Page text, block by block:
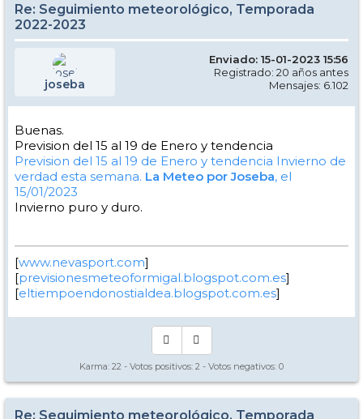
Re: Seguimiento meteorológico, Temporada
2022-2023
joseba
Enviado: 15-01-2023 15:56
Registrado: 20 años antes
Mensajes: 6.102
Buenas.
Prevision del 15 al 19 de Enero y tendencia
Prevision del 15 al 19 de Enero y tendencia Invierno de
verdad esta semana. La Meteo por Joseba, el
15/01/2023
Invierno puro y duro.
[www.nevasport.com]
[previsionesmeteoformigal.blogspot.com.es]
[eltiempoendonostialdea.blogspot.com.es]
Karma: 22 - Votos positivos: 2 - Votos negativos: 0
Re: Seguimiento meteorológico, Temporada